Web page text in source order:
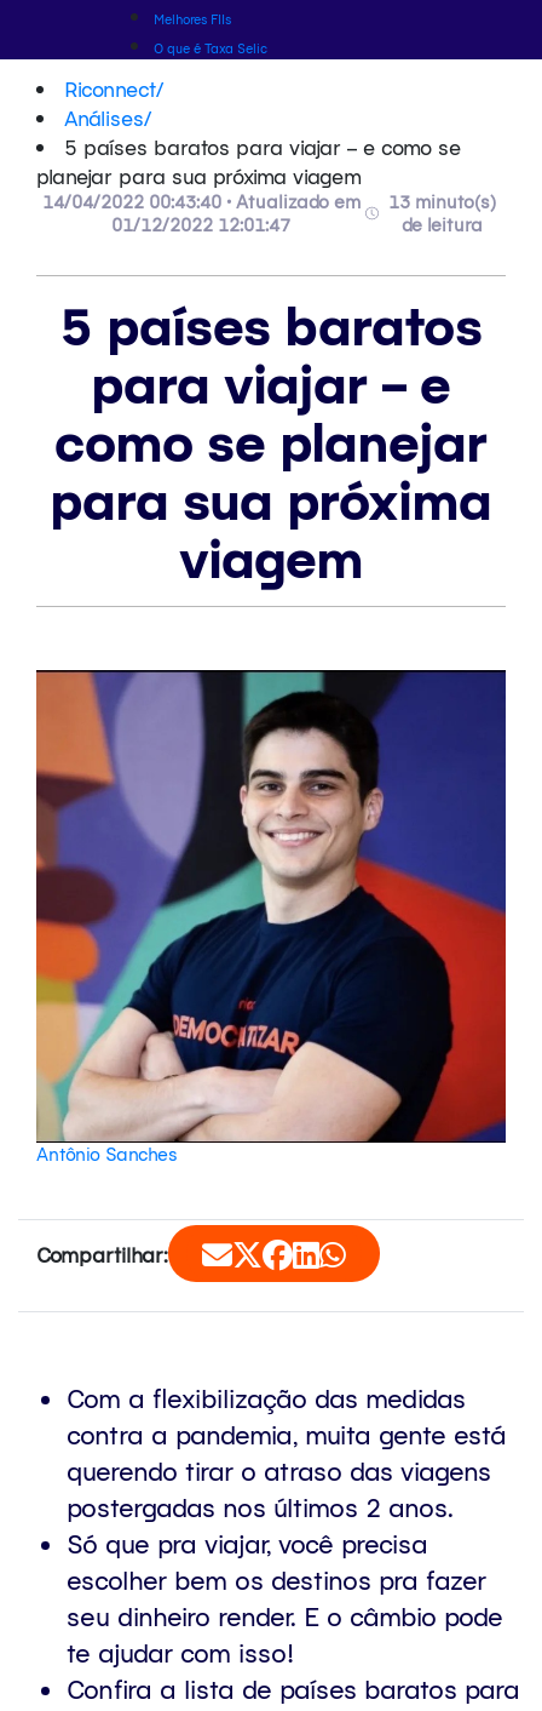
Melhores FIIs
O que é Taxa Selic
Riconnect/
Análises/
5 países baratos para viajar – e como se
planejar para sua próxima viagem
14/04/2022 00:43:40 • Atualizado em
01/12/2022 12:01:47
13 minuto(s)
de leitura
5 países baratos
para viajar – e
como se planejar
para sua próxima
viagem
Antônio Sanches
Compartilhar:
Com a flexibilização das medidas
contra a pandemia, muita gente está
querendo tirar o atraso das viagens
postergadas nos últimos 2 anos.
Só que pra viajar, você precisa
escolher bem os destinos pra fazer
seu dinheiro render. E o câmbio pode
te ajudar com isso!
Confira a lista de países baratos para